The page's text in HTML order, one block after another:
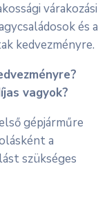
várakozási
és a
kedvezményre.
vagyok?
gépjárműre
a
szükséges